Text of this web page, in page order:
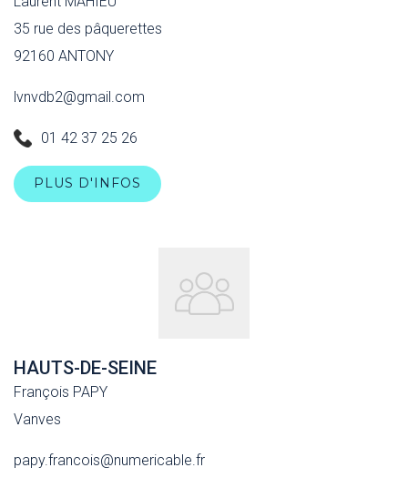
35 rue des pâquerettes
92160 ANTONY
lvnvdb2@gmail.com
01 42 37 25 26
PLUS D'INFOS
HAUTS-DE-SEINE
François PAPY
Vanves
papy.francois@numericable.fr